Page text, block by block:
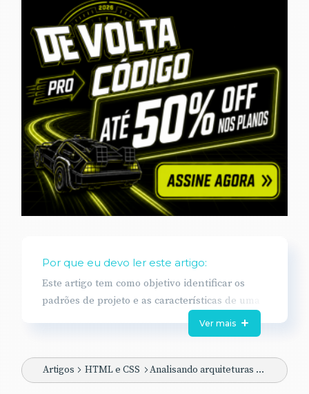
Por que eu devo ler este artigo:
Este artigo tem como objetivo identificar os
padrões de projeto e as características de uma
arquitetura para aplicações web client-side,
para então propor um modelo de arquitetura
que atenda aos requisitos arquiteturais de uma
aplicação exemplo.
Ver mais
Artigos HTML e CSS Analisando arquiteturas client-side com AngularJS